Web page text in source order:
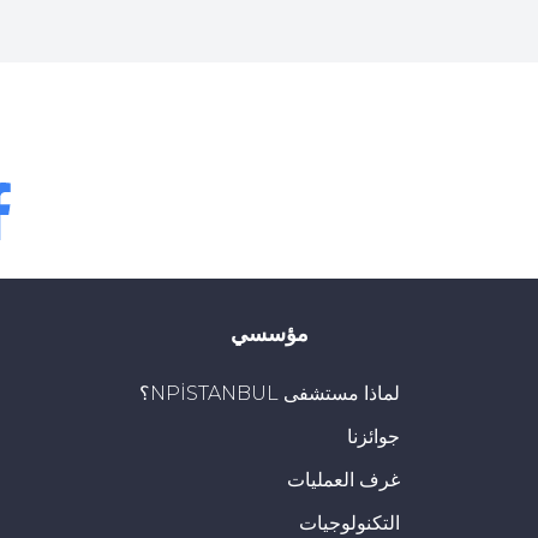
مؤسسي
لماذا مستشفى NPİSTANBUL؟
جوائزنا
غرف العمليات
التكنولوجيات